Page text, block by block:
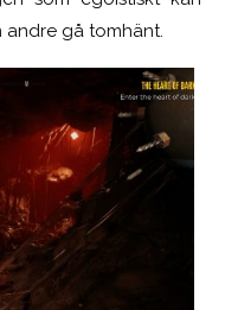
gå tomhänt.